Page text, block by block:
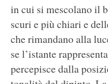
in cui si mescolano il
scuri e più chiari e
che rimandano alla
se l’istante
percepisce dalla